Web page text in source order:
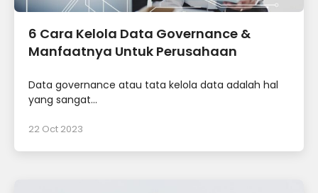
6 Cara Kelola Data Governance &
Manfaatnya Untuk Perusahaan
Data governance atau tata kelola data adalah hal
yang sangat...
22 Oct 2023